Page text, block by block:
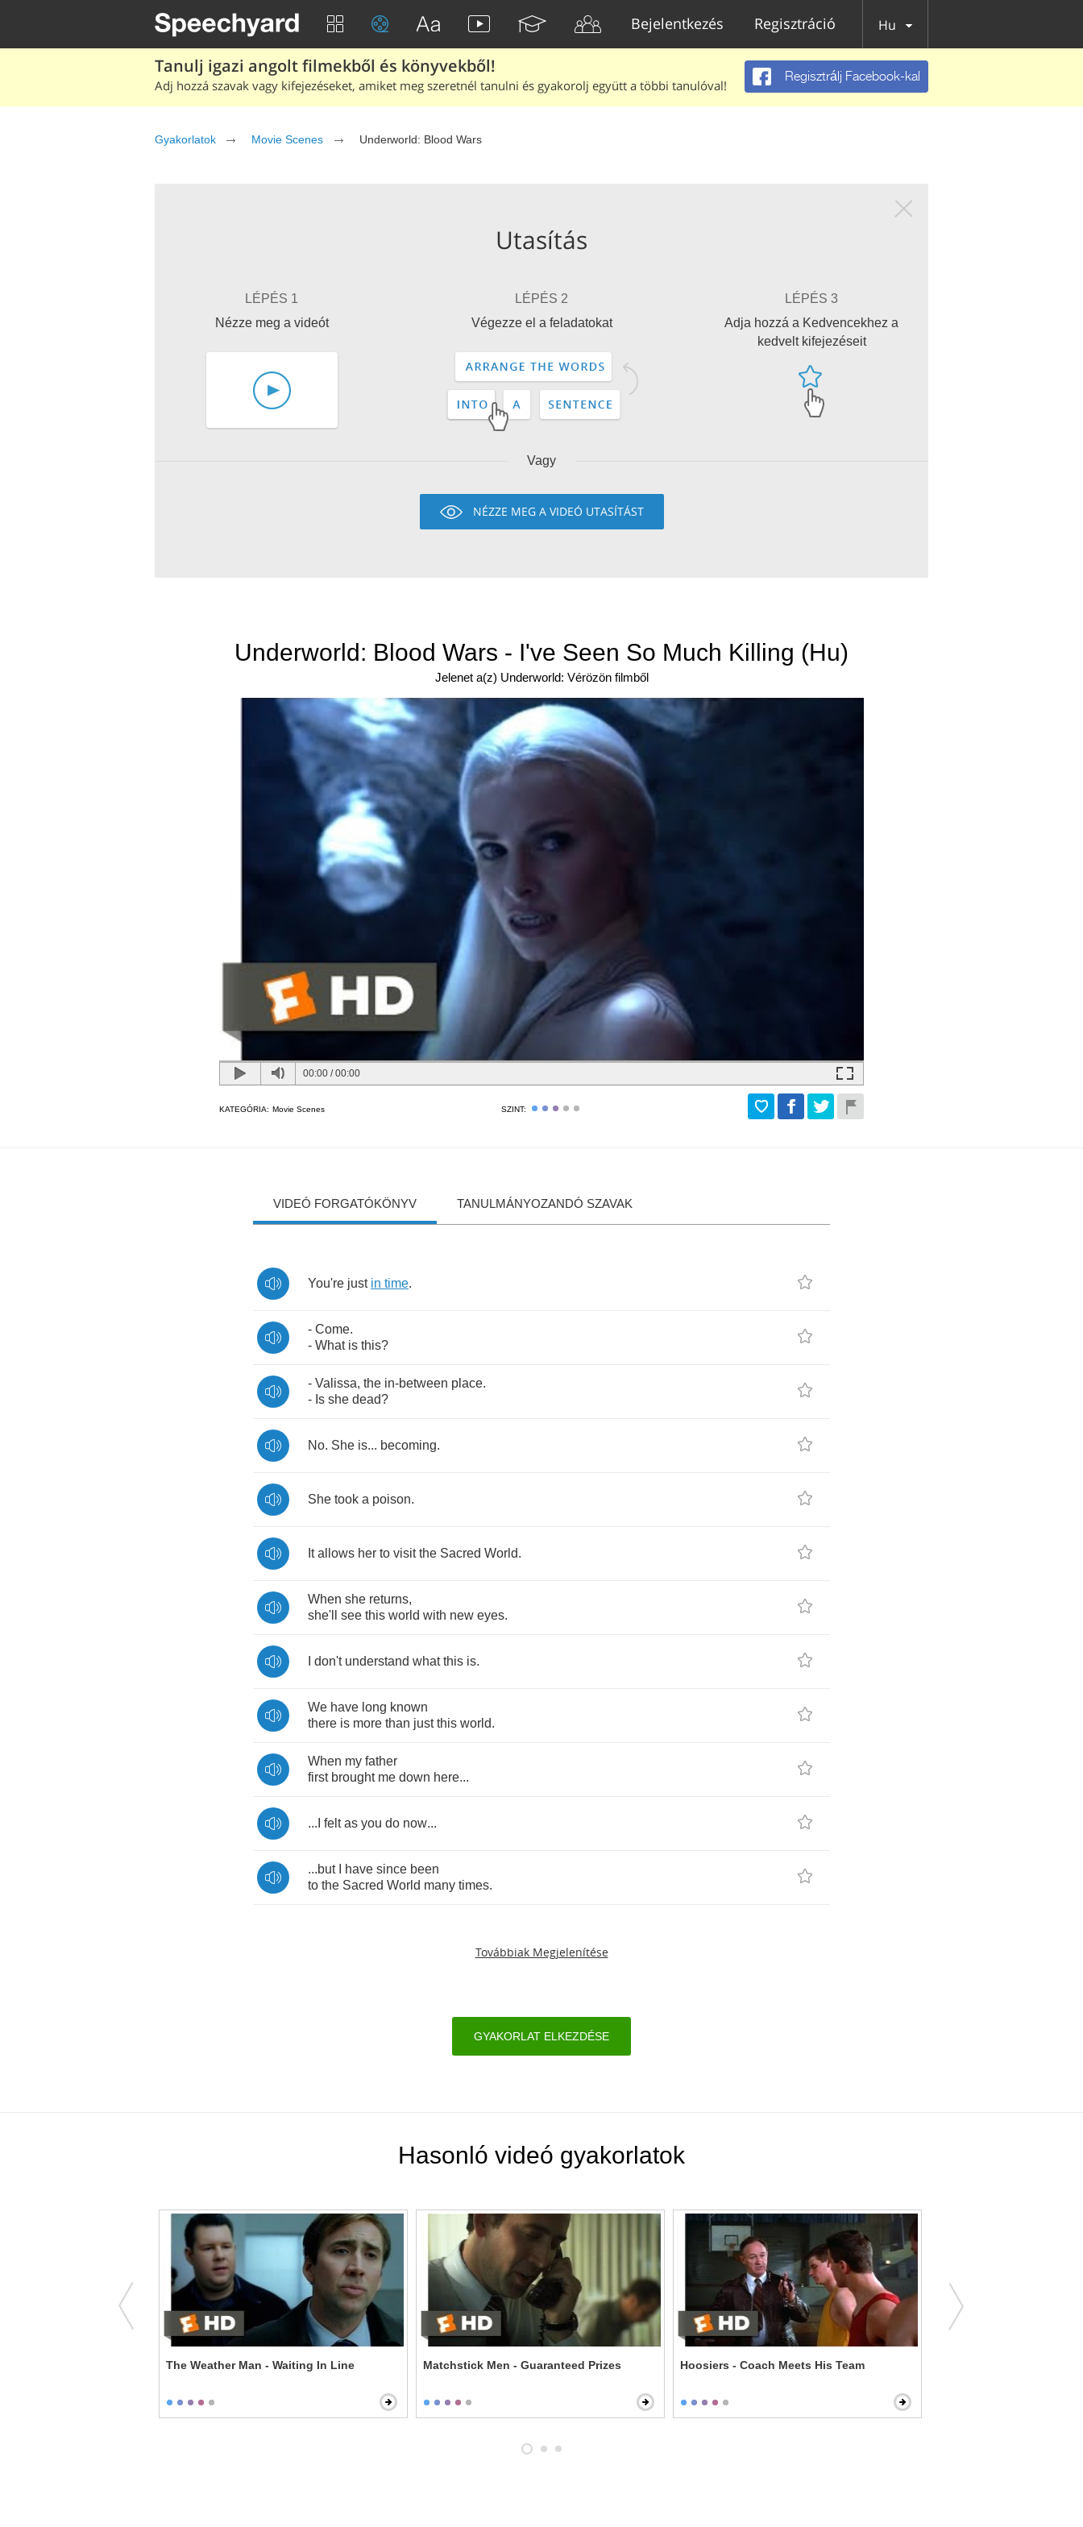
Bejelentkezés Regisztráció Hu
Tanulj igazi angolt filmekből és könyvekből!
Adj hozzá szavak vagy kifejezéseket, amiket meg szeretnél tanulni és gyakorolj együtt a többi tanulóval!
Regisztrálj Facebook-kal
Gyakorlatok Movie Scenes Underworld: Blood Wars
Utasítás
LÉPÉS 1
Nézze meg a videót
LÉPÉS 2
Végezze el a feladatokat
LÉPÉS 3
Adja hozzá a Kedvencekhez a
kedvelt kifejezéseit
Vagy
NÉZZE MEG A VIDEÓ UTASÍTÁST
Underworld: Blood Wars - I've Seen So Much Killing (Hu)
Jelenet a(z) Underworld: Vérözön filmből
00:00 /00:00
KATEGÓRIA: Movie Scenes SZINT:
VIDEÓ FORGATÓKÖNYV TANULMÁNYOZANDÓ SZAVAK
You're just in time.
- Come.
- What is this?
- Valissa, the in-between place.
- Is she dead?
No. She is... becoming.
She took a poison.
It allows her to visit the Sacred World.
When she returns,
she'll
see this world with new eyes.
don't understand what this is.
We have long known
there is more than just this world.
When my father
first brought me down here...
... felt as you do now...
...but have since been
to the Sacred World many times.
Továbbiak Megjelenítése
GYAKORLAT ELKEZDÉSE
Hasonló videó gyakorlatok
The Weather Man - Waiting In Line Matchstick Men - Guaranteed Prizes Hoosiers - Coach Meets His Team